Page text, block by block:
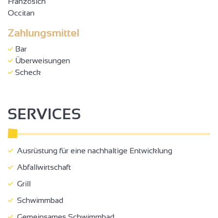
Occitan
Zahlungsmittel
Bar
Überweisungen
Scheck
SERVICES
Ausrüstung für eine nachhaltige Entwicklung
Abfallwirtschaft
Grill
Schwimmbad